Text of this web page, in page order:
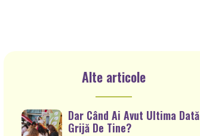
Alte articole
Dar Când Ai Avut Ultima Dată
Grijă De Tine?